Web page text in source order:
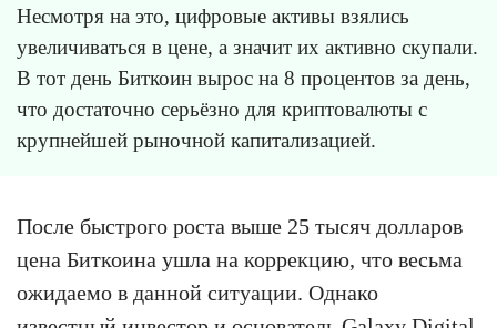
Несмотря на это, цифровые активы взялись
увеличиваться в цене, а значит их активно скупали.
В тот день Биткоин вырос на 8 процентов за день,
что достаточно серьёзно для криптовалюты с
крупнейшей рыночной капитализацией.
После быстрого роста выше 25 тысяч долларов
цена Биткоина ушла на коррекцию, что весьма
ожидаемо в данной ситуации. Однако